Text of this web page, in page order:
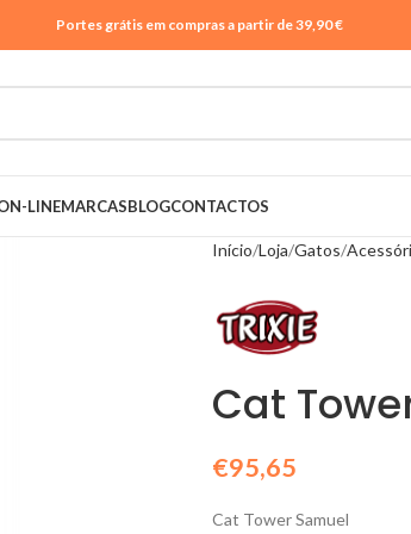
Portes grátis em compras a partir de 39,90 €
LINEMARCASBLOGCONTACTOS
Início Loja Gatos
Cat
€95,65
Cat Tower Samuel